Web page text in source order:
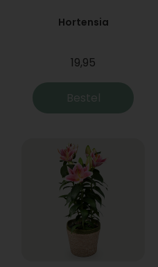
Hortensia
19,95
Bestel